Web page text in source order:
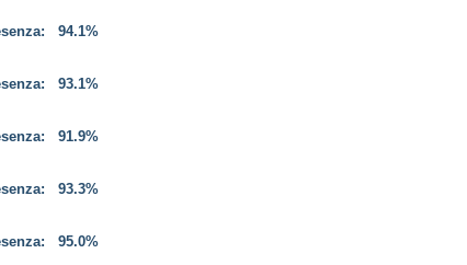
94.1%
93.1%
91.9%
93.3%
95.0%